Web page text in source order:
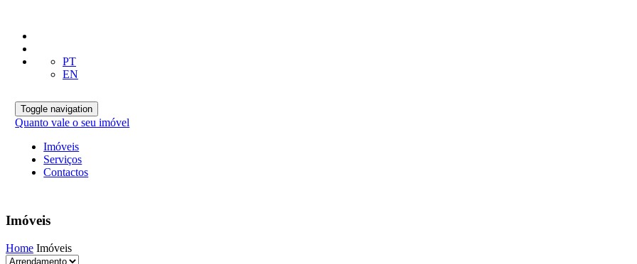
PT
EN
Toggle navigation
Quanto vale o seu imóvel
Imóveis
Serviços
Contactos
Imóveis
Home Imóveis